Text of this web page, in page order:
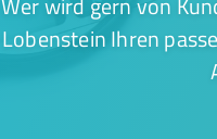
Lobenstein Ihren